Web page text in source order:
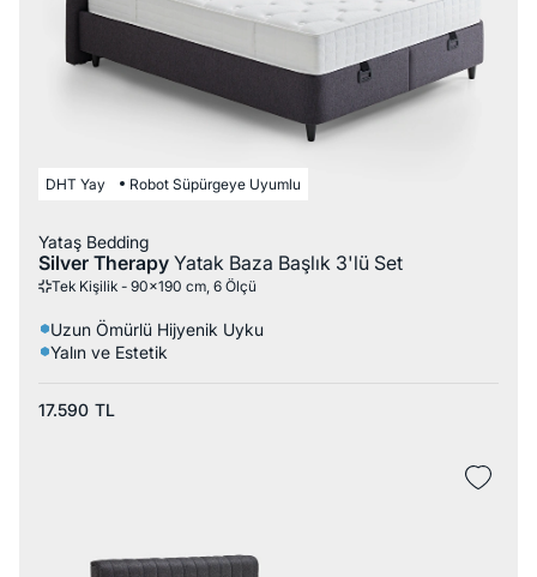
DHT Yay Robot Süpürgeye Uyumlu
Yataş Bedding
Silver Therapy Yatak Baza Başlık 3'lü Set
Tek Kişilik - 90x190 cm, 6 Ölçü
Uzun Ömürlü Hijyenik Uyku
Yalın ve Estetik
17.590 TL